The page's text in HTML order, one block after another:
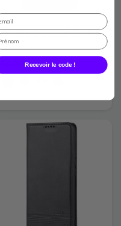
Housse Xiaomi Mi 11 Ultra
Skin-Touch
12,99 €Recevoir le code !